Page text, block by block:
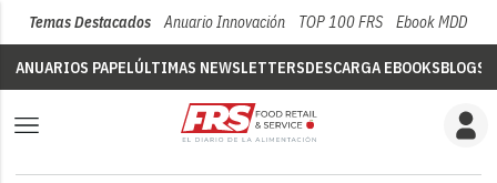
Temas Destacados Anuario Innovación TOP 100 FRS Ebook MDD
ANUARIOS PAPELÚLTIMAS NEWSLETTERSDESCARGA EBOOKSBLOGS